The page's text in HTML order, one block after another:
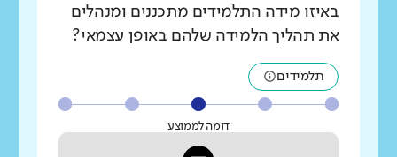
באיזו מידה התלמידים מתכננים ומנהלים
את תהליך הלמידה שלהם באופן עצמאי?
תלמידים
דומה לממוצע